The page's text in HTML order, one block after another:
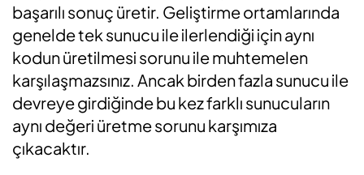
başarılı sonuç üretir. Geliştirme ortamlarında
genelde tek sunucu ile ilerlendiği için aynı
kodun üretilmesi sorunu ile muhtemelen
karşılaşmazsınız. Ancak birden fazla sunucu ile
devreye girdiğinde bu kez farklı sunucuların
aynı değeri üretme sorunu karşımıza
çıkacaktır.